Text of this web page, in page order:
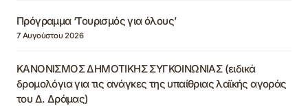
Πρόγραμμα ‘Τουρισμός για όλους’
7 Αυγούστου 2026
ΚΑΝΟΝΙΣΜΟΣ ΔΗΜΟΤΙΚΗΣ ΣΥΓΚΟΙΝΩΝΙΑΣ (ειδικά
δρομολόγια για τις ανάγκες της υπαίθριας λαϊκής αγοράς
του Δ. Δράμας)